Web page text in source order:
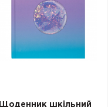
Щоденник шкільний